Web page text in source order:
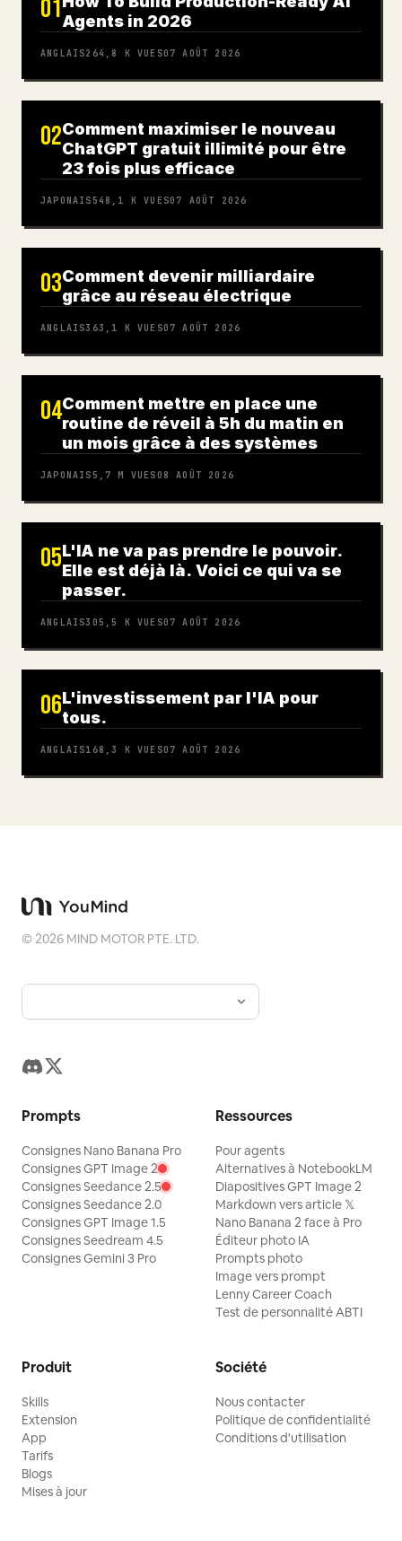
01Agents in 2026
ANGLAIS264,8 K VUES07 AOÛT 2026
02Comment maximiser le nouveau
ChatGPT gratuit illimité pour être
23 fois plus efficace
JAPONAIS548,1 K VUES07 AOÛT 2026
03Comment devenir milliardaire
grâce au réseau électrique
ANGLAIS363,1 K VUES07 AOÛT 2026
04Comment mettre en place une
routine de réveil à 5h du matin en
un mois grâce à des systèmes
JAPONAIS5,7 M VUES08 AOÛT 2026
05L'IA ne va pas prendre le pouvoir.
Elle est déjà là. Voici ce qui va se
passer.
ANGLAIS305,5 K VUES07 AOÛT 2026
06L'investissement par l'IA pour
tous.
ANGLAIS168,3 K VUES07 AOÛT 2026
©2026 MIND MOTOR PTE. LTD.
Prompts
Consignes Nano Banana Pro
Consignes GPT Image 2
Consignes Seedance 2.5
Consignes Seedance 2.0
Consignes GPT Image 1.5
Consignes Seedream 4.5
Consignes Gemini 3 Pro
Ressources
Pour agents
Alternatives à NotebookLM
Diapositives GPT Image 2
Markdown vers article 𝕏
Nano Banana 2 face à Pro
Éditeur photo IA
Prompts photo
Image vers prompt
Lenny Career Coach
Test de personnalité ABTI
Produit
Skills
Extension
App
Tarifs
Blogs
Mises à jour
Société
Nous contacter
Politique de confidentialité
Conditions d'utilisation